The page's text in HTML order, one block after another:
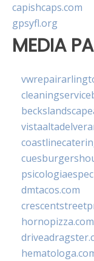
capishcaps.com
gpsyfl.org
MEDIA
dmtacos.com
hornopizza.com